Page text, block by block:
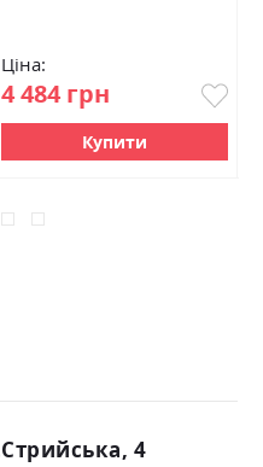
Ціна:
4 484 грн
Купити
4